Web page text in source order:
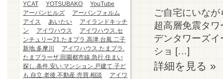
YCAT
YOTSUBAKO
YouTube
アーバンヒルズ
アーバンフォルム
アイス
あいたい
アイランドキッチ
ン
アイワハウス
アイワハウス.セ
ンチュリー21.たまプラ.高津.台風.二子
新地.多摩川
アイワハウス.たまプラ.
たまプラーザ.田園都市線.急行.住まい
探し.条件.安い.マンション.戸建て.子ど
も.自立.老後.不動産.売買.相談
アイワ
ご自宅にいな
超高層免震タ
デンタワーズ
ショ […]
詳細を見る »